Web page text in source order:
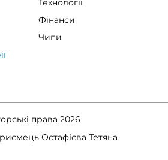
Технології
Фінанси
Чипи
права 2026
Остафієва Тетяна